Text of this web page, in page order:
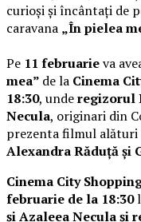
curioși și încântați de
caravana „În pielea
Pe 11 februarieva
mea” de la Cinema
18:30, underegizorul
Necula, originari din
prezenta filmul alături
Alexandra Răduță și
Cinema City
februarie de la 18:30
și Azaleea Necula și